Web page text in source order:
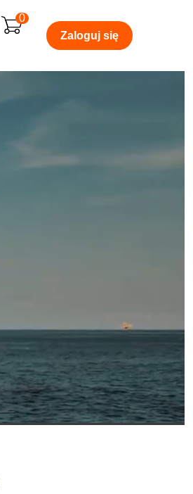
0
Zaloguj się